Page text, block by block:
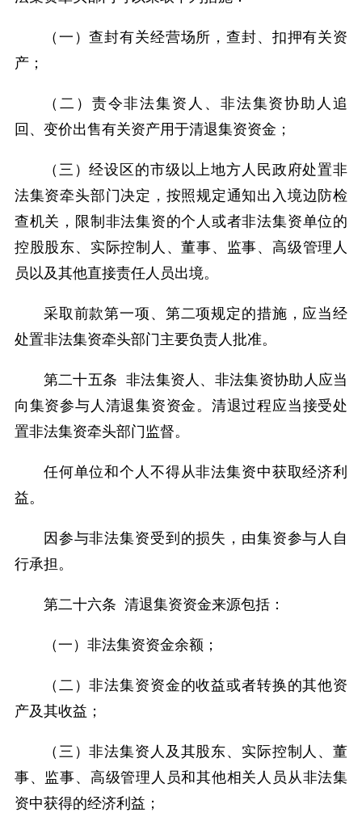
（一）查封有关经营场所，查封、扣押有关资
产；
（二）责令非法集资人、非法集资协助人追
回、变价出售有关资产用于清退集资资金；
（三）经设区的市级以上地方人民政府处置非
法集资牵头部门决定，按照规定通知出入境边防检
查机关，限制非法集资的个人或者非法集资单位的
控股股东、实际控制人、董事、监事、高级管理人
员以及其他直接责任人员出境。
采取前款第一项、第二项规定的措施，应当经
处置非法集资牵头部门主要负责人批准。
第二十五条 非法集资人、非法集资协助人应当
向集资参与人清退集资资金。清退过程应当接受处
置非法集资牵头部门监督。
任何单位和个人不得从非法集资中获取经济利
益。
因参与非法集资受到的损失，由集资参与人自
行承担。
第二十六条 清退集资资金来源包括：
（一）非法集资资金余额；
（二）非法集资资金的收益或者转换的其他资
产及其收益；
（三）非法集资人及其股东、实际控制人、董
事、监事、高级管理人员和其他相关人员从非法集
资中获得的经济利益；